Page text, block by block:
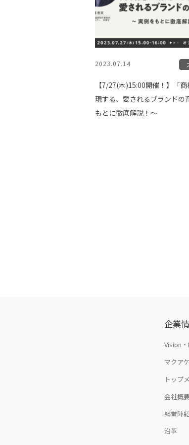
2023.07.14
【7/27(木)15:00開催！】「
現する、愛されるブランドの
もとに徹底解説！〜
企業
Vision
マクア
トップ
会社概
経営陣
沿革